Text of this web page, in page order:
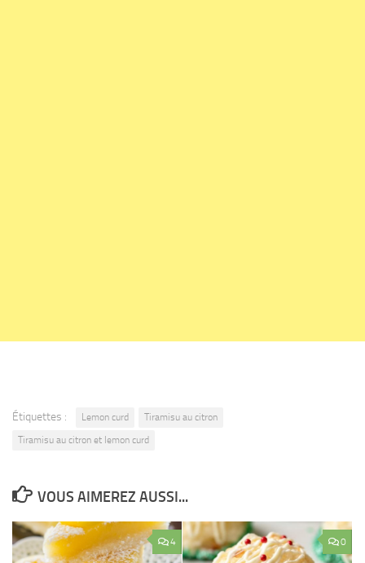
Étiquettes : Lemon curd
Tiramisu au citron
Tiramisu au citron et lemon curd
VOUS AIMEREZ AUSSI...
4 0